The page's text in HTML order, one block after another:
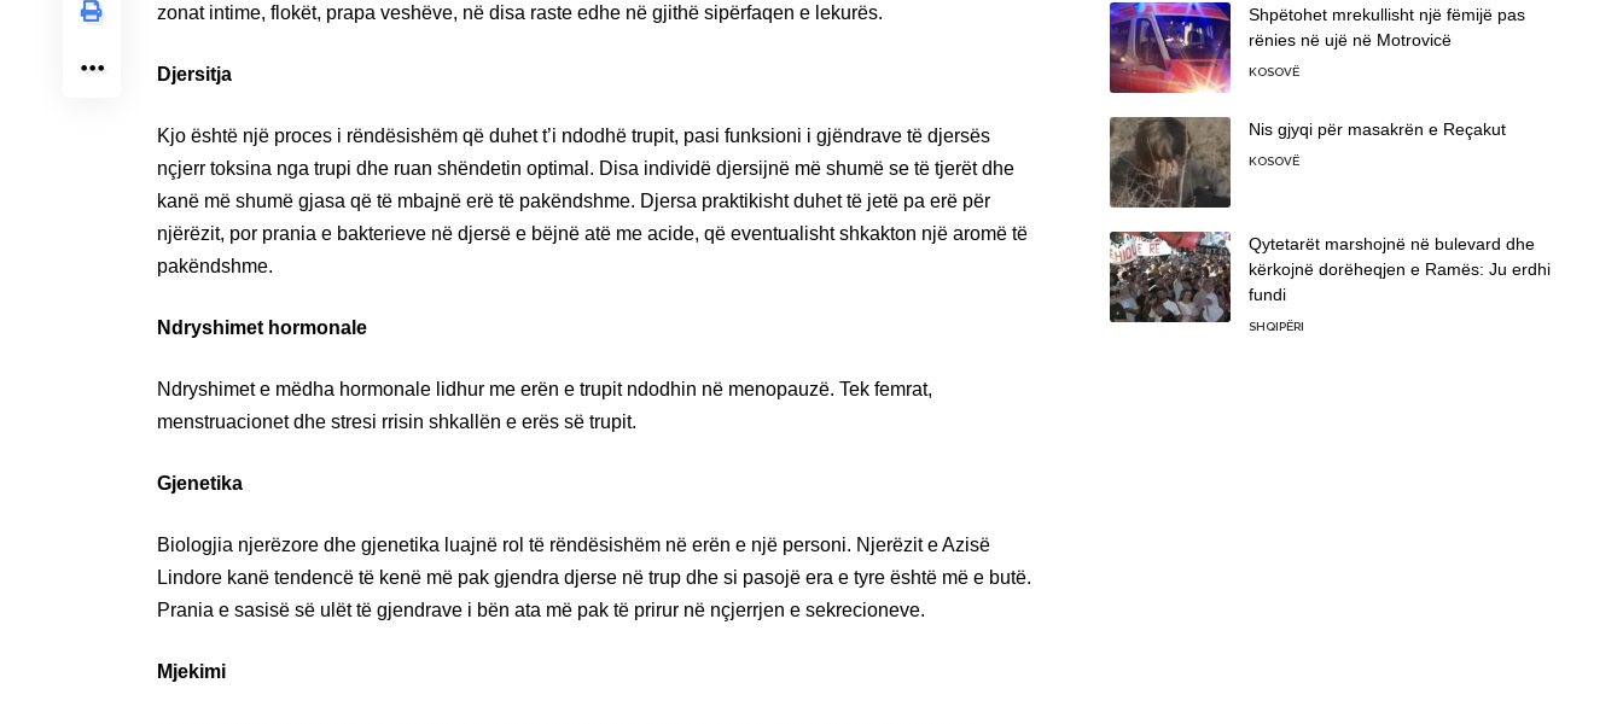
zonat intime, flokët, prapa veshëve, në disa raste edhe në gjithë sipërfaqen e lekurës.
Djersitja
Kjo është një proces i rëndësishëm që duhet t’i ndodhë trupit, pasi funksioni i gjëndrave të djersës
nçjerr toksina nga trupi dhe ruan shëndetin optimal. Disa individë djersijnë më shumë se të tjerët dhe
kanë më shumë gjasa që të mbajnë erë të pakëndshme. Djersa praktikisht duhet të jetë pa erë për
njërëzit, por prania e bakterieve në djersë e bëjnë atë me acide, që eventualisht shkakton një aromë të
pakëndshme.
Ndryshimet hormonale
Ndryshimet e mëdha hormonale lidhur me erën e trupit ndodhin në menopauzë. Tek femrat,
menstruacionet dhe stresi rrisin shkallën e erës së trupit.
Gjenetika
Biologjia njerëzore dhe gjenetika luajnë rol të rëndësishëm në erën e një personi. Njerëzit e Azisë
Lindore kanë tendencë të kenë më pak gjendra djerse në trup dhe si pasojë era e tyre është më e butë.
Prania e sasisë së ulët të gjendrave i bën ata më pak të prirur në nçjerrjen e sekrecioneve.
Mjekimi
Shpëtohet mrekullisht një fëmijë pas
rënies në ujë në Motrovicë
KOSOVË
Nis gjyqi për masakrën e Reçakut
KOSOVË
Qytetarët marshojnë në bulevard dhe
kërkojnë dorëheqjen e Ramës: Ju erdhi
fundi
SHQIPËRI